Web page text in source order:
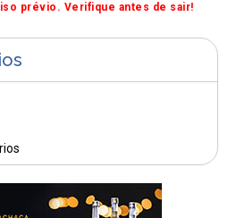
prévio. Verifique antes de sair!